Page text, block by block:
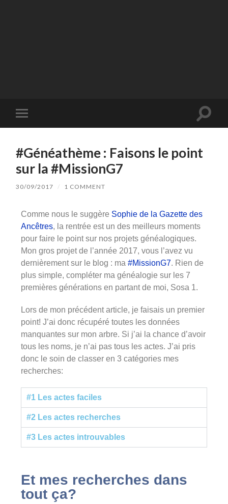
#Généathème : Faisons le point
sur la #MissionG7
30/09/2017 / 1 COMMENT
Comme nous le suggère Sophie de la Gazette des
Ancêtres, la rentrée est un des meilleurs moments
pour faire le point sur nos projets généalogiques.
Mon gros projet de l’année 2017, vous l’avez vu
dernièrement sur le blog : ma#MissionG7. Rien de
plus simple, compléter ma généalogie sur les 7
premières générations en partant de moi, Sosa 1.
Lors de mon précédent article, je faisais un premier
point! J’ai donc récupéré toutes les données
manquantes sur mon arbre. Si j’ai la chance d’avoir
tous les noms, je n’ai pas tous les actes. J’ai pris
donc le soin de classer en 3 catégories mes
recherches:
#1 Les actes faciles
#2 Les actes recherches
#3 Les actes introuvables
Et mes recherches dans
tout ça?